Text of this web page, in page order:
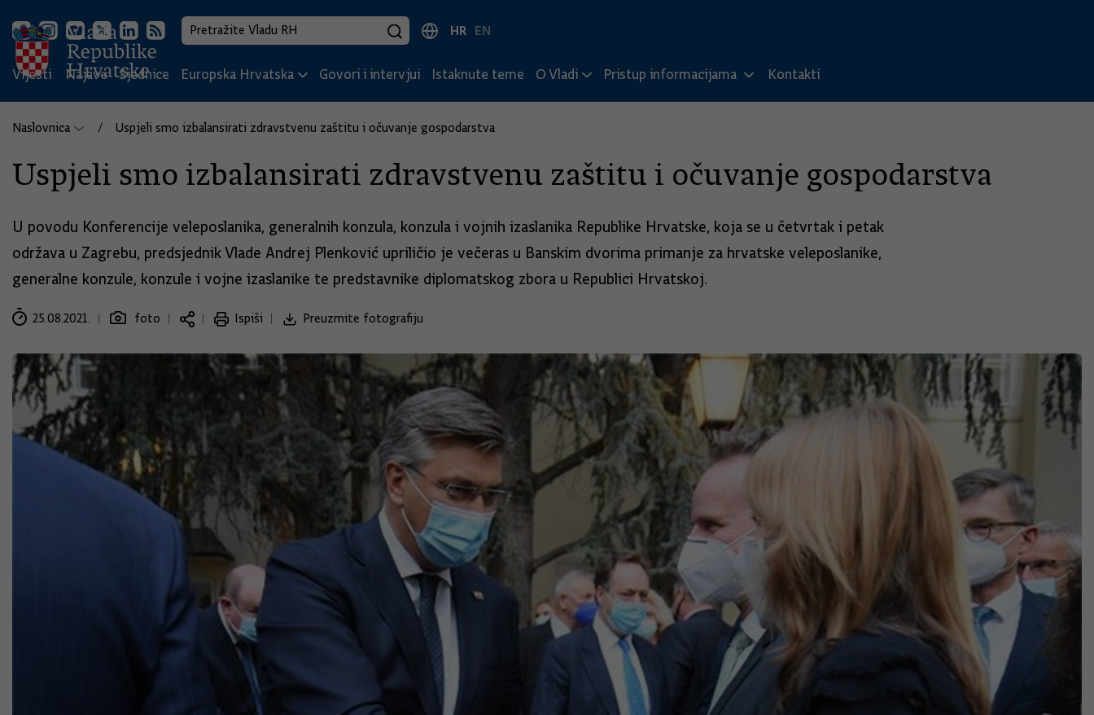
HR EN
Vijesti Najave Sjednice Europska Hrvatska Govori i intervjui Istaknute teme O Vladi Pristup informacijama Kontakti
Naslovnica Uspjeli smo izbalansirati zdravstvenu zaštitu i očuvanje gospodarstva
Uspjeli smo izbalansirati zdravstvenu zaštitu i očuvanje gospodarstva
U povodu Konferencije veleposlanika, generalnih konzula, konzula i vojnih izaslanika Republike Hrvatske, koja se u četvrtak i petak
održava u Zagrebu, predsjednik Vlade Andrej Plenković upriličio je večeras u Banskim dvorima primanje za hrvatske veleposlanike,
generalne konzule, konzule i vojne izaslanike te predstavnike diplomatskog zbora u Republici Hrvatskoj.
25.08.2021. foto Ispiši Preuzmite fotografiju